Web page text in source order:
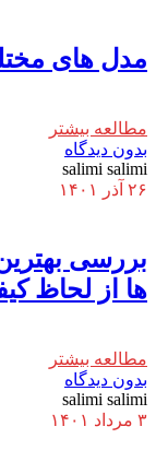
مدل های
مطالعه بیشتر
بدون دیدگاه
salimi salimi
۲۶ آذر ۱۴۰۱
بررسی بهترین
ها از لحاظ
مطالعه بیشتر
بدون دیدگاه
salimi salimi
۳ مرداد ۱۴۰۱